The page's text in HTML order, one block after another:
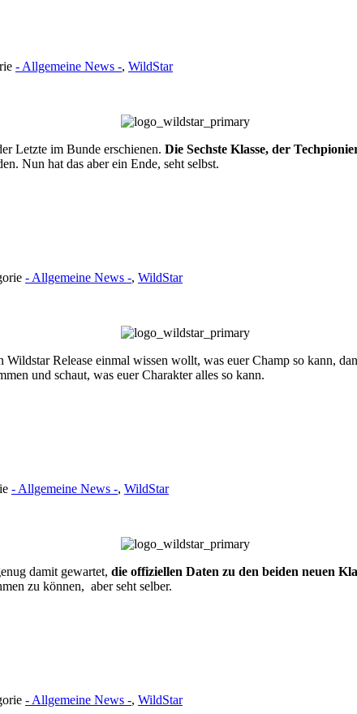
- Allgemeine News -, WildStar
Letzte im Bunde erschienen. Die Sechste Klasse, der
Nun hat das aber ein Ende, seht selbst.
- Allgemeine News -, WildStar
Release einmal wissen wollt, was euer Champ so kann,
und schaut, was euer Charakter alles so kann.
- Allgemeine News -, WildStar
damit gewartet, die offiziellen Daten zu den beiden neuen
zu können, aber seht selber.
- Allgemeine News -, WildStar